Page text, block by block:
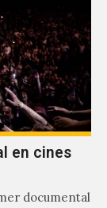
en cines
documental